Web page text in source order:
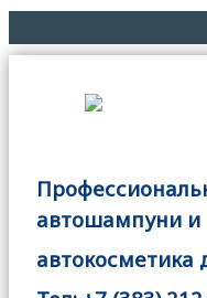
автошампуни и
автокосметика